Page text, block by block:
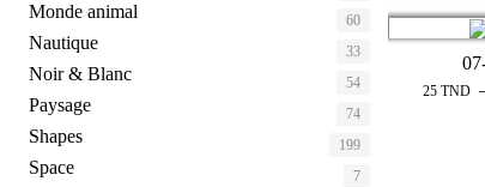
25 TND
Monde animal 60
Nautique 33
Noir & Blanc 54
Paysage 74
Shapes 199
Space 7